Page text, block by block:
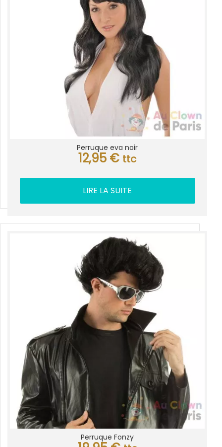
Perruque eva noir
12,95 € ttc
LIRE LA SUITE
Perruque Fonzy